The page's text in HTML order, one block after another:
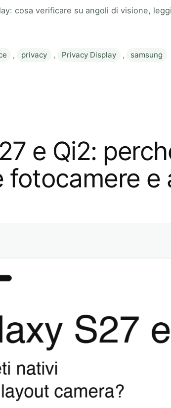
cosa verificare su angoli di visione,
, privacy , Privacy Display ,
samsung
e Qi2:
fotocamere e